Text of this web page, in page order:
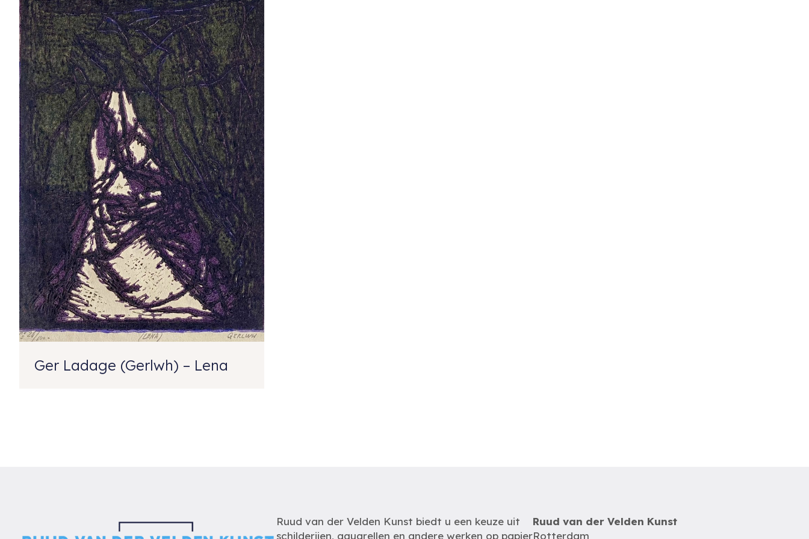
Ger Ladage (Gerlwh) – Lena
Ruud van der Velden Kunst biedt u een keuze uit
schilderijen, aquarellen en andere werken op papier
Ruud van der Velden Kunst
Rotterdam